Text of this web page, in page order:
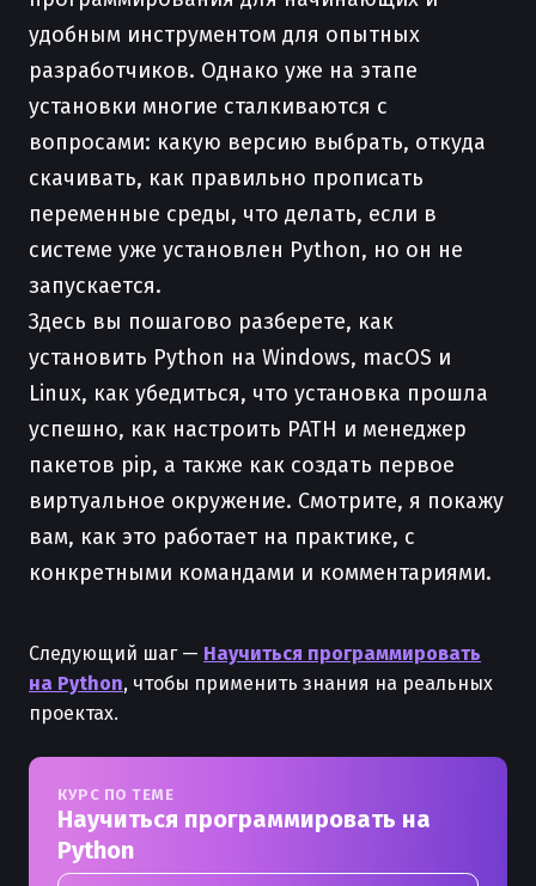
удобным инструментом для опытных
разработчиков. Однако уже на этапе
установки многие сталкиваются с
вопросами: какую версию выбрать, откуда
скачивать, как правильно прописать
переменные среды, что делать, если в
системе уже установлен Python, но он не
запускается.
Здесь вы пошагово разберете, как
установить Python на Windows, macOS и
Linux, как убедиться, что установка прошла
успешно, как настроить PATH и менеджер
пакетов pip, а также как создать первое
виртуальное окружение. Смотрите, я покажу
вам, как это работает на практике, с
конкретными командами и комментариями.
Следующий шаг — Научиться программировать
на Python, чтобы применить знания на реальных
проектах.
КУРС ПО ТЕМЕ
Научиться программировать на
Python